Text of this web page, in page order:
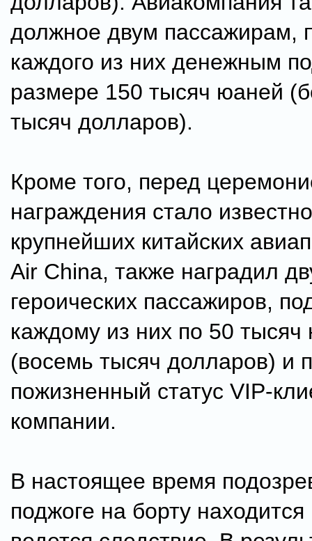
должное двум пассажирам,
каждого из них денежным
размере 150 тысяч юаней
тысяч долларов).
Кроме того, перед
награждения стало
крупнейших китайских
Air China, также наградил
героических пассажиров,
каждому из них по 50 тысяч
(восемь тысяч долларов) и
пожизненный статус VIP-
компании.
В настоящее время
поджоге на борту